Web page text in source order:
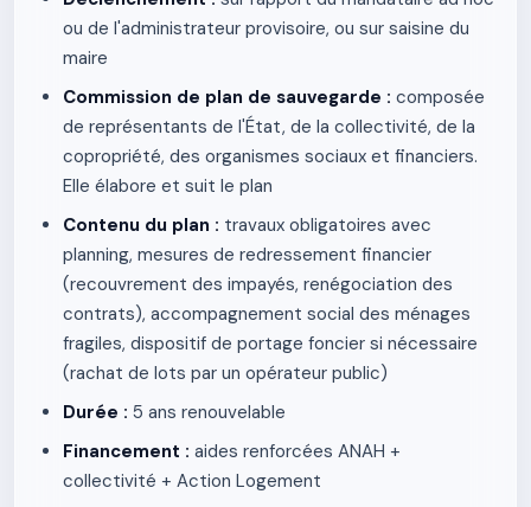
ou de l'administrateur provisoire, ou sur saisine du
maire
Commission de plan de sauvegarde : composée
de représentants de l'État, de la collectivité, de la
copropriété, des organismes sociaux et financiers.
Elle élabore et suit le plan
Contenu du plan : travaux obligatoires avec
planning, mesures de redressement financier
(recouvrement des impayés, renégociation des
contrats), accompagnement social des ménages
fragiles, dispositif de portage foncier si nécessaire
(rachat de lots par un opérateur public)
Durée : 5 ans renouvelable
Financement : aides renforcées ANAH +
collectivité + Action Logement